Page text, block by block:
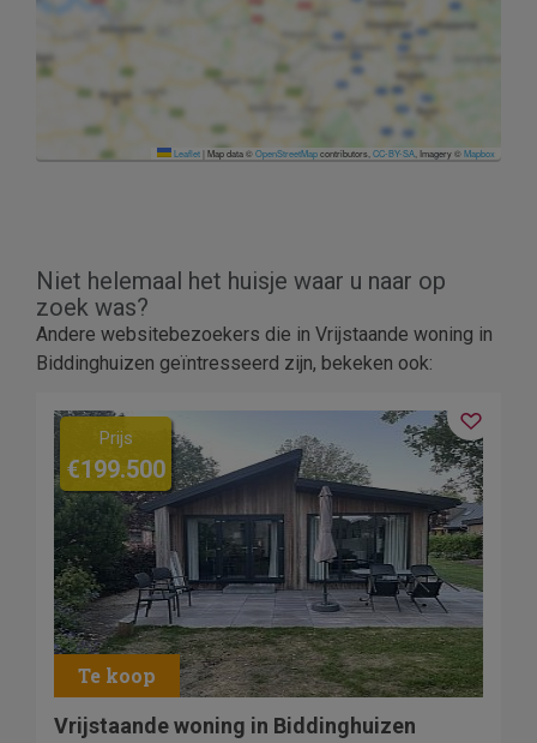
Leaflet|Map data ©OpenStreetMapcontributors,CC-BY-SA, Imagery ©Mapbox
Niet helemaal het huisje waar u naar op
zoek was?
Andere websitebezoekers die in Vrijstaande woning in
Biddinghuizen geïntresseerd zijn, bekeken ook:
Prijs
€199.500
Vrijstaande woning in Biddinghuizen